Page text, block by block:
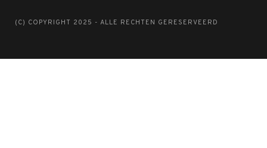
(C) COPYRIGHT 2025 - ALLE RECHTEN GERESERVEERD